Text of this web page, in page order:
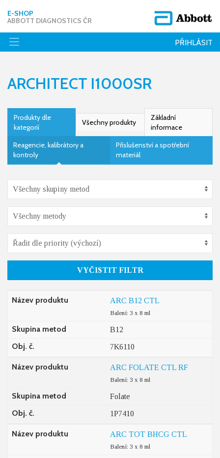
E-SHOP
ABBOTT DIAGNOSTICS ČR
PŘIHLÁSIT
ARCHITECT I1000SR
Produkty dle
kategorií
Všechny produkty
Základní
informace
Reagencie, kalibrátory a
kontroly
Příslušenství a spotřební
materiál
VYČISTIT FILTR
Název produktu ARC B12 CTL
Balení: 3 x 8 ml
Skupina metod B12
Obj. č. 7K6110
Název produktu ARC FOLATE CTL RF
Balení: 3 x 8 ml
Skupina metod Folate
Obj. č. 1P7410
Název produktu ARC TOT BHCG CTL
Balení: 3 x 8 ml